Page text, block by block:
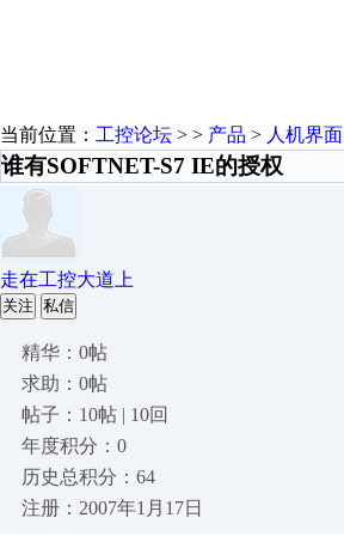
当前位置： 工控论坛 > > 产品 > 人机界面
谁有SOFTNET-S7 IE的授权
走在工控大道上
关注 私信
精华：0帖
求助：0帖
帖子：10帖 | 10回
年度积分：0
历史总积分：64
注册：2007年1月17日